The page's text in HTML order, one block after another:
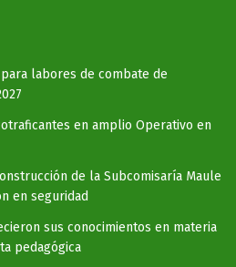
labores de combate de
en amplio Operativo en
de la Subcomisaría Maule
en seguridad
sus conocimientos en materia
pedagógica